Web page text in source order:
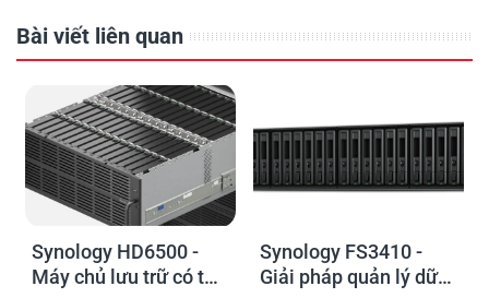
Bài viết liên quan
Synology HD6500 -
Máy chủ lưu trữ có thể
Synology FS3410 -
Giải pháp quản lý dữ